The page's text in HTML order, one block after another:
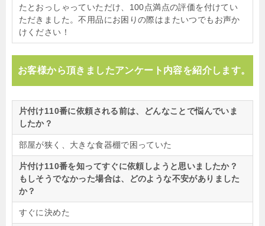
たとおっしゃっていただけ、100点満点の評価を付けてい
ただきました。不用品にお困りの際はまたいつでもお声か
けください！
お客様から頂きましたアンケート内容を紹介します。
片付け110番に依頼される前は、どんなことで悩んでいま
したか？
部屋が狭く、大きな食器棚で困っていた
片付け110番を知ってすぐに依頼しようと思いましたか？
もしそうでなかった場合は、どのような不安がありました
か？
すぐに決めた